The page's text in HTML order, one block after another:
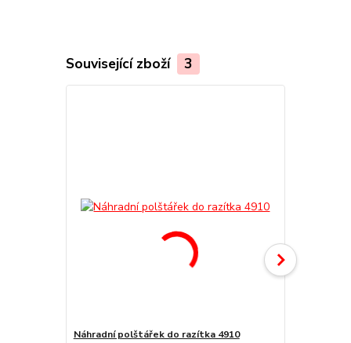
Související zboží 3
Náhradní polštářek do razítka 4910